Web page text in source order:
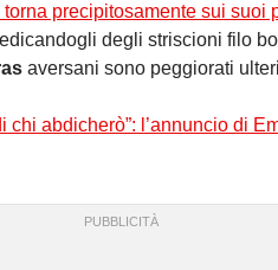
torna precipitosamente sui suoi
degli striscioni filo
aversani sono peggiorati
chi abdicherò”: l’annuncio di